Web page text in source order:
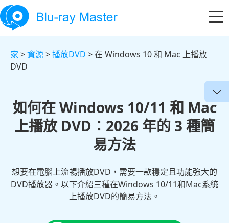
家 >資源>播放DVD > 在 Windows 10 和 Mac 上播放
DVD
如何在 Windows 10/11 和 Mac
上播放 DVD：2026 年的 3 種簡
易方法
想要在電腦上流暢播放DVD，需要一款穩定且功能強大的
DVD播放器。以下介紹三種在Windows 10/11和Mac系統
上播放DVD的簡易方法。